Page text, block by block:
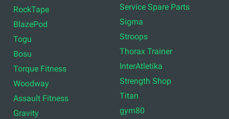
RockTape
BlazePod
Togu
Bosu
Torque Fitness
Woodway
Assault Fitness
Gravity
Service Spare Parts
Sigma
Stroops
Thorax Trainer
InterAtletika
Strength Shop
Titan
gym80